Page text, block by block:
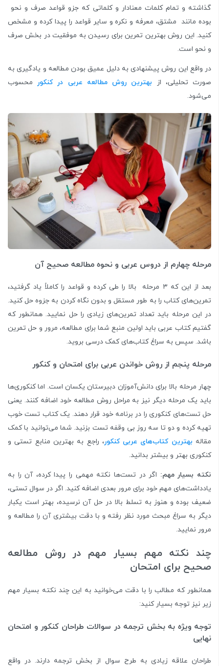
گذاشته و تمام کلمات معنا‌دار و کلماتی که جزو قواعد صرف و نحو
بوده مانند مشتق، معرفه و نکره و سایر قواعد را پیدا کرده و مشخص
کنید. این روش بهترین تمرین برای رسیدن به موفقیت در بخش صرف
و نحو است.
در واقع این روش پیشنهادی به دلیل عمیق بودن مطالعه و یادگیری به
صورت تحلیلی، از بهترین روش مطالعه عربی در کنکور محسوب
می‌شود.
مرحله چهارم از دروس عربی و نحوه مطالعه صحیح آن
بعد از این که ۳ مرحله بالا را طی کرده و قواعد را کاملاً یاد گرفتید،
تمرین‌های کتاب را به طور مستقل و بدون نگاه کردن به جزوه حل کنید.
در این مرحله باید تعداد تمرین‌های زیادی را حل نمایید. همانطور که
گفتیم کتاب عربی باید اولین منبع شما برای مطالعه، مرور و حل تمرین
باشد. سپس به سراغ کتاب‌های کمک درسی بروید.
مرحله پنجم از روش خواندن عربی برای امتحان و کنکور
چهار مرحله بالا برای دانش‌آموزان دبیرستان یکسان است. اما کنکوری‌ها
باید یک مرحله دیگر نیز به مراحل روش مطالعه خود اضافه کنند. یعنی
حل تست‌های کنکوری را در برنامه خود قرار دهند. یک کتاب تست خوب
تهیه کرده و دو تا سه روز بی وقفه تست بزنید. شما می‌توانید با کمک
مقاله بهترین کتاب‌های عربی کنکور، راجع به بهترین منابع تستی و
کنکوری بهتر و بیشتر بدانید.
نکته بسیار مهم: اگر در تست‌ها نکته مهمی را پیدا کرده، آن را به
یادداشت‌های مهم خود برای مرور بعدی اضافه کنید. اگر در سوال تستی،
ضعیف بوده و هنوز به تسلط بالا در حل آن نرسیده، بهتر است یکبار
دیگر به سراغ مبحث مورد نظر رفته و با دقت‌ بیشتری آن را مطالعه و
مرور نمایید.
چند نکته مهم بسیار مهم در روش مطالعه
صحیح برای امتحان
همانطور که مطالب را با دقت می‌خوانید به این چند نکته بسیار مهم
زیر نیز توجه بسیار کنید:
توجه ویژه به بخش ترجمه در سوالات طراحان کنکور و امتحان
نهایی
طراحان علاقه زیادی به طرح سوال از بخش ترجمه دارند. در واقع